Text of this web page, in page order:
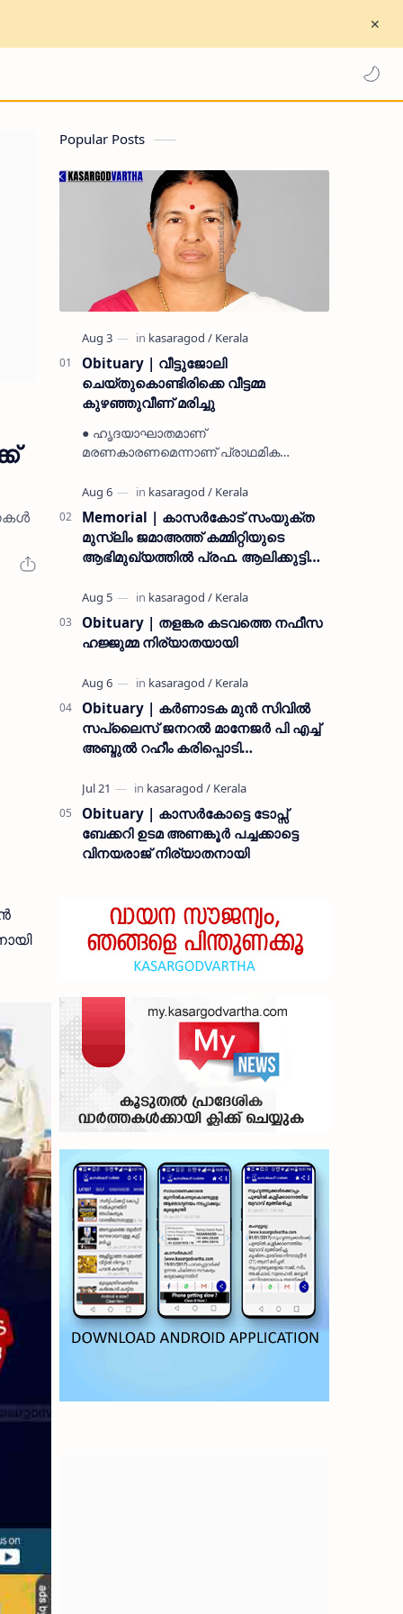
Popular Posts
Obituary | വീട്ടുജോലി
ചെയ്തുകൊണ്ടിരിക്കെ വീട്ടമ്മ
കുഴഞ്ഞുവീണ് മരിച്ചു
● ഹൃദയാഘാതമാണ്
മരണകാരണമെന്നാണ് പ്രാഥമിക
കമ്യൂണിസ്റ്റ് പ്രവർത്തകരായ
രാമൻ്റെയും ചിരുതേയിയുടെയും
മകളാണ് ● വിവരമറിഞ്ഞ് ജനപ്ര…
Memorial | കാസർകോട് സംയുക്ത
മുസ്ലിം ജമാഅത്ത് കമ്മിറ്റിയുടെ
ആഭിമുഖ്യത്തിൽ പ്രഫ. ആലിക്കുട്ടി
Obituary | തളങ്കര കടവത്തെ നഫീസ
ഹജ്ജുമ്മ നിര്യാതയായി
Obituary | കർണാടക മുൻ സിവില്‍
സപ്ലൈസ് ജനറൽ മാനേജർ പി എച്ച്
അബ്ദുൽ റഹീം കരിപ്പൊടി
Obituary | കാസർകോട്ടെ ടോപ്സ്
ബേക്കറി ഉടമ അണങ്കൂർ പച്ചക്കാട്ടെ
വിനയരാജ് നിര്യാതനായി